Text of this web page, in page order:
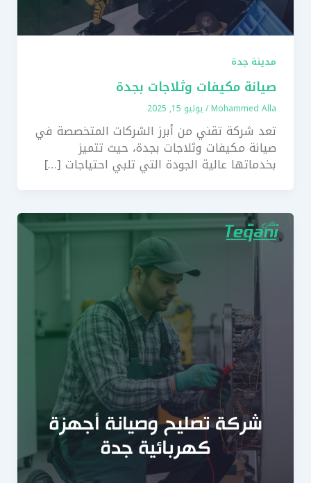
مدينة جدة
صيانة مكيفات وثلاجات بجدة
Mohammed Alla
/يوليو 15, 2025
تعد شركة تقني من أبرز الشركات المتخصصة في
صيانة مكيفات وثلاجات بجدة، حيث تتميز
بخدماتها عالية الجودة التي تلبي احتياجات […]